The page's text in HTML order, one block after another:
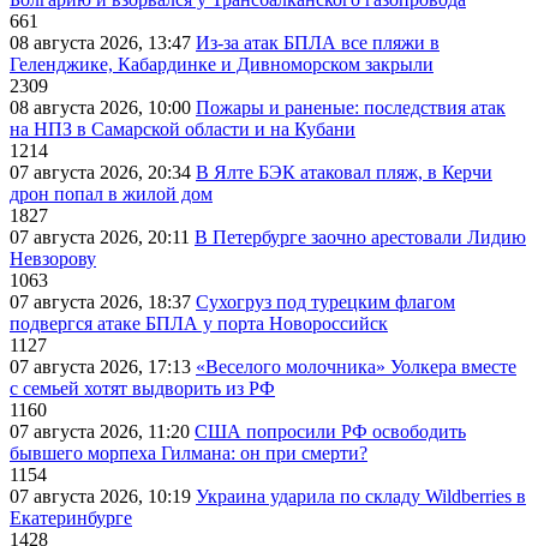
661
08 августа 2026, 13:47 Из-за атак БПЛА все пляжи в
Геленджике, Кабардинке и Дивноморском закрыли
2309
08 августа 2026, 10:00 Пожары и раненые: последствия атак
на НПЗ в Самарской области и на Кубани
1214
07 августа 2026, 20:34 В Ялте БЭК атаковал пляж, в Керчи
дрон попал в жилой дом
1827
07 августа 2026, 20:11 В Петербурге заочно арестовали Лидию
Невзорову
1063
07 августа 2026, 18:37 Сухогруз под турецким флагом
подвергся атаке БПЛА у порта Новороссийск
1127
07 августа 2026, 17:13 «Веселого молочника» Уолкера вместе
с семьей хотят выдворить из РФ
1160
07 августа 2026, 11:20 США попросили РФ освободить
бывшего морпеха Гилмана: он при смерти?
1154
07 августа 2026, 10:19 Украина ударила по складу Wildberries в
Екатеринбурге
1428